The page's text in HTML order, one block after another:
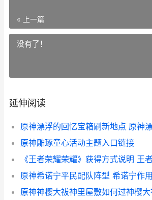
« 上一篇
没有了！
延伸阅读
原神雕琢童心活动主题入口链接
原神希诺宁平民配队阵型 希诺宁作用